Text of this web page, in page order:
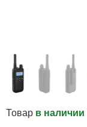
Товар в наличии